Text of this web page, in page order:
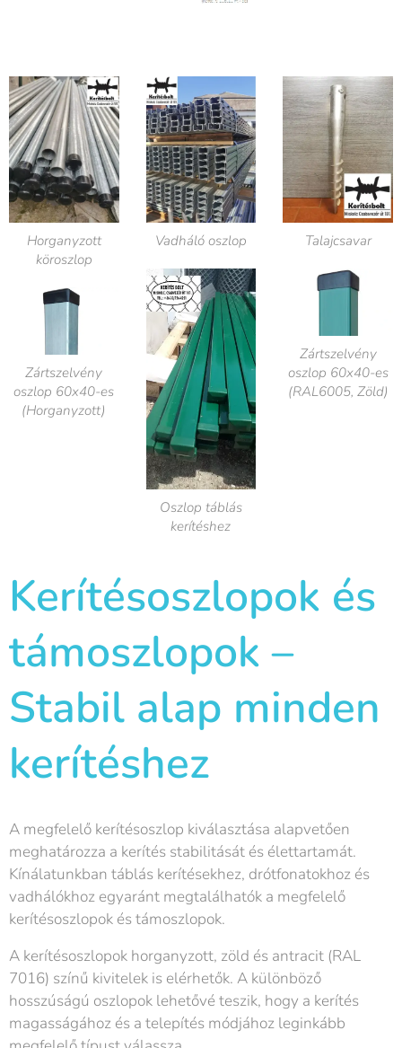
Horganyzott
köroszlop
Vadháló oszlop Talajcsavar
Oszlop táblás
kerítéshez
Zártszelvény
oszlop 60x40-es
(RAL6005, Zöld)
Zártszelvény
oszlop 60x40-es
(Horganyzott)
Kerítésoszlopok és
támoszlopok –
Stabil alap minden
kerítéshez
A megfelelő kerítésoszlop kiválasztása alapvetően
meghatározza a kerítés stabilitását és élettartamát.
Kínálatunkban táblás kerítésekhez, drótfonatokhoz és
vadhálókhoz egyaránt megtalálhatók a megfelelő
kerítésoszlopok és támoszlopok.
A kerítésoszlopok horganyzott, zöld és antracit (RAL
7016) színű kivitelek is elérhetők. A különböző
hosszúságú oszlopok lehetővé teszik, hogy a kerítés
magasságához és a telepítés módjához leginkább